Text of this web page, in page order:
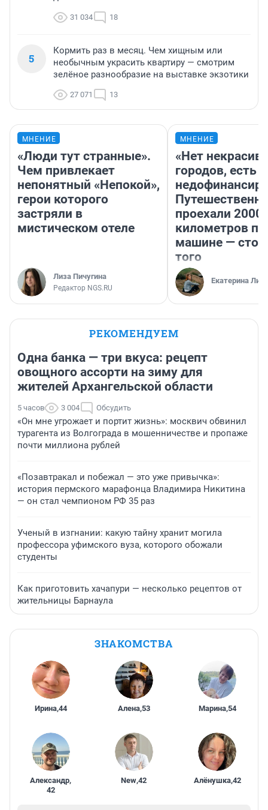
31 034 18
5
Кормить раз в месяц. Чем хищным или
необычным украсить квартиру — смотрим
зелёное разнообразие на выставке экзотики
27 071 13
МНЕНИЕ
«Люди тут странные».
Чем привлекает
непонятный «Непокой»,
герои которого
застряли в
мистическом отеле
Лиза Пичугина
Редактор NGS.RU
МНЕНИЕ
«Нет
городов, есть
проехали 2000
километров по
машине —
того
Екатерина
РЕКОМЕНДУЕМ
Одна банка — три вкуса: рецепт
овощного ассорти на зиму для
жителей Архангельской области
5 часов 3 004 Обсудить
«Он мне угрожает и портит жизнь»: москвич обвинил
турагента из Волгограда в мошенничестве и пропаже
почти миллиона рублей
«Позавтракал и побежал — это уже привычка»:
история пермского марафонца Владимира Никитина
— он стал чемпионом РФ 35 раз
Ученый в изгнании: какую тайну хранит могила
профессора уфимского вуза, которого обожали
студенты
Как приготовить хачапури — несколько рецептов от
жительницы Барнаула
ЗНАКОМСТВА
Ирина,44 Алена,53 Марина,54
Александр,
42
New,42 Алёнушка,42